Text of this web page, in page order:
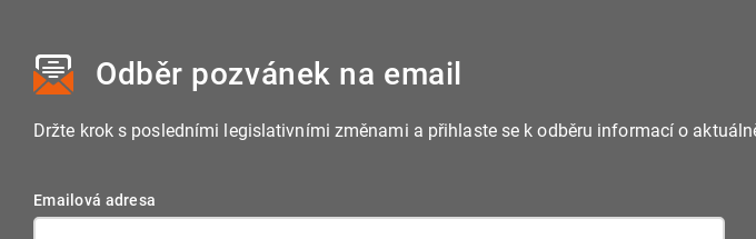
Odběr pozvánek na email
Držte krok s posledními legislativními změnami a přihlaste se k odběru informací o
Emailová adresa